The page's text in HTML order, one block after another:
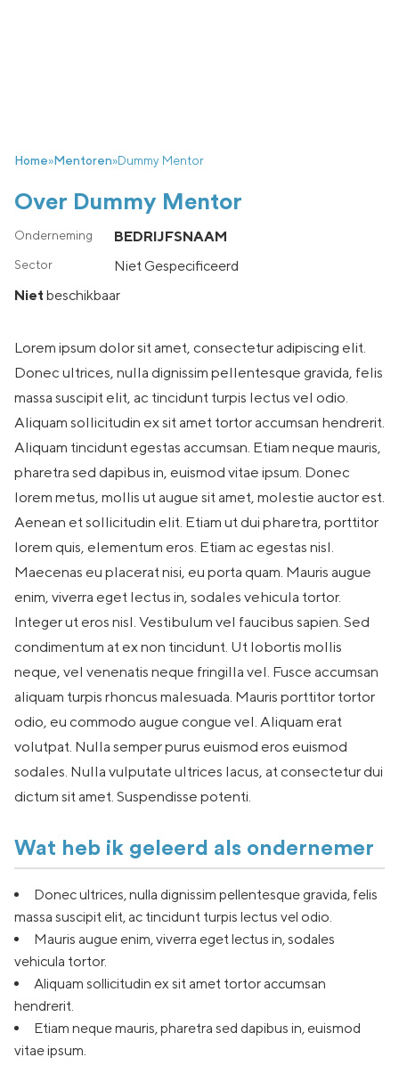
Home»Mentoren»Dummy Mentor
Over Dummy Mentor
BEDRIJFSNAAM
Niet Gespecificeerd
Niet beschikbaar
Lorem ipsum dolor sit amet, consectetur adipiscing elit.
Donec ultrices, nulla dignissim pellentesque gravida, felis
massa suscipit elit, ac tincidunt turpis lectus vel odio.
Aliquam sollicitudin ex sit amet tortor accumsan hendrerit.
Aliquam tincidunt egestas accumsan. Etiam neque mauris,
pharetra sed dapibus in, euismod vitae ipsum. Donec
lorem metus, mollis ut augue sit amet, molestie auctor est.
Aenean et sollicitudin elit. Etiam ut dui pharetra, porttitor
lorem quis, elementum eros. Etiam ac egestas nisl.
Maecenas eu placerat nisi, eu porta quam. Mauris augue
enim, viverra eget lectus in, sodales vehicula tortor.
Integer ut eros nisl. Vestibulum vel faucibus sapien. Sed
condimentum at ex non tincidunt. Ut lobortis mollis
neque, vel venenatis neque fringilla vel. Fusce accumsan
aliquam turpis rhoncus malesuada. Mauris porttitor tortor
odio, eu commodo augue congue vel. Aliquam erat
volutpat. Nulla semper purus euismod eros euismod
sodales. Nulla vulputate ultrices lacus, at consectetur dui
dictum sit amet. Suspendisse potenti.
Wat heb ik geleerd als ondernemer
Donec ultrices, nulla dignissim pellentesque gravida, felis
massa suscipit elit, ac tincidunt turpis lectus vel odio.
Mauris augue enim, viverra eget lectus in, sodales
vehicula tortor.
Aliquam sollicitudin ex sit amet tortor accumsan
hendrerit.
Etiam neque mauris, pharetra sed dapibus in, euismod
vitae ipsum.